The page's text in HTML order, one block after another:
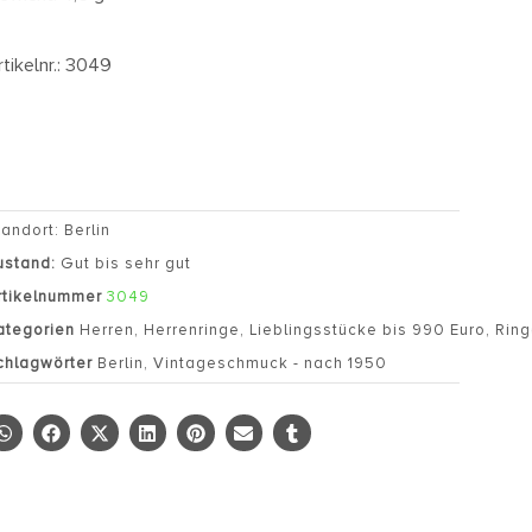
3049
Berlin
Gut bis sehr gut
3049
Herren, Herrenringe, Lieblingsstücke bis 990 Euro,
Berlin,Vintageschmuck - nach 1950